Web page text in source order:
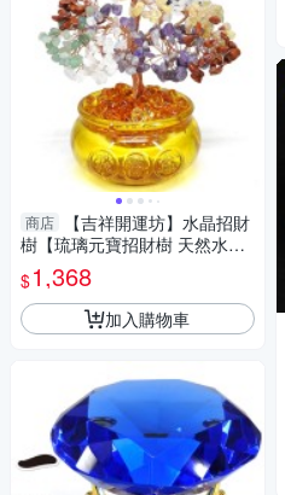
商店
【吉祥開運坊】水晶招財
樹【琉璃元寶招財樹 天然水晶
招財樹 元寶發財樹 大型】 開光
擇日
$1,368
加入購物車